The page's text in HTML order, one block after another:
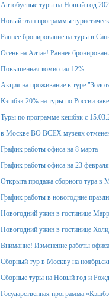
Автобусные туры на Новый год
Новый этап программы
Раннее бронирование на туры в
Осень на Алтае! Раннее
Повышенная комиссия 12%
Акция на проживание в туре
Кэшбэк 20% на туры по России
Туры по программе кешбэк с
в Москве ВО ВСЕХ музеях
График работы офиса на 8 марта
График работы офиса на 23 февраля
Открыта продажа сборного тура в
График работы в новогодние
Новогодний ужин в гостинице
Новогодний ужин в гостинице
Внимание! Изменение работы
Сборный тур в Москву на
Сборные туры на Новый год и
Государственная программа